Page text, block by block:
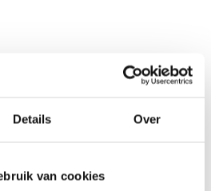
Details Over
van cookies
au